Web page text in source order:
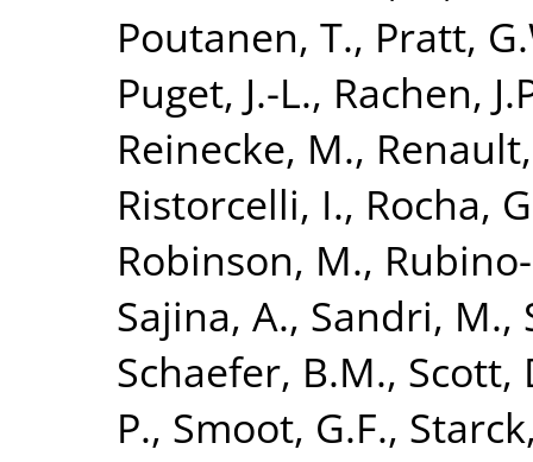
Poutanen, T., Pratt,
Puget, J.-L., Rachen,
Reinecke, M.,
Ristorcelli, I., Rocha,
Robinson, M.,
Sajina, A., Sandri, M.,
Schaefer, B.M., Scott,
P., Smoot, G.F.,